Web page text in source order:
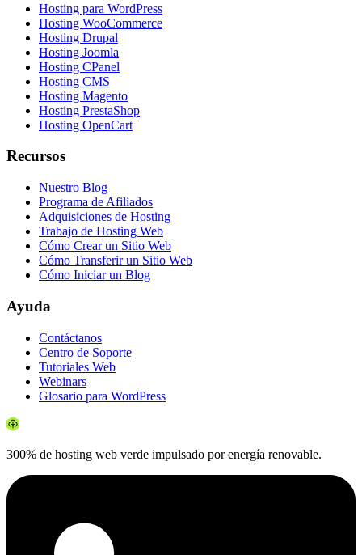
Hosting para WordPress
Hosting WooCommerce
Hosting Drupal
Hosting Joomla
Hosting CPanel
Hosting CMS
Hosting Magento
Hosting PrestaShop
Hosting OpenCart
Recursos
Nuestro Blog
Programa de Afiliados
Adquisiciones de Hosting
Trabajo de Hosting Web
Cómo Crear un Sitio Web
Cómo Transferir un Sitio Web
Cómo Iniciar un Blog
Ayuda
Contáctanos
Centro de Soporte
Tutoriales Web
Webinars
Glosario para WordPress
300% de hosting web verde impulsado por energía renovable.